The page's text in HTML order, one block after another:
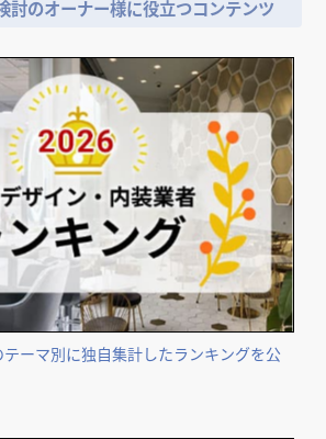
討のオーナー様に役立つコンテンツ
ーマ別に独自集計したランキングを公